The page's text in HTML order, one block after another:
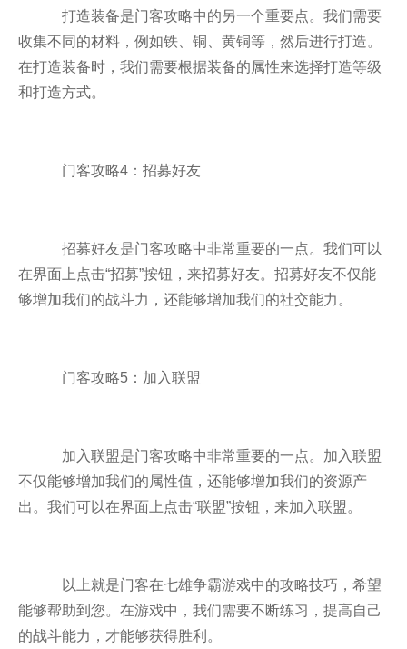
打造装备是门客攻略中的另一个重要点。我们需要
收集不同的材料，例如铁、铜、黄铜等，然后进行打造。
在打造装备时，我们需要根据装备的属性来选择打造等级
和打造方式。
门客攻略4：招募好友
招募好友是门客攻略中非常重要的一点。我们可以
在界面上点击“招募”按钮，来招募好友。招募好友不仅能
够增加我们的战斗力，还能够增加我们的社交能力。
门客攻略5：加入联盟
加入联盟是门客攻略中非常重要的一点。加入联盟
不仅能够增加我们的属性值，还能够增加我们的资源产
出。我们可以在界面上点击“联盟”按钮，来加入联盟。
以上就是门客在七雄争霸游戏中的攻略技巧，希望
能够帮助到您。在游戏中，我们需要不断练习，提高自己
的战斗能力，才能够获得胜利。